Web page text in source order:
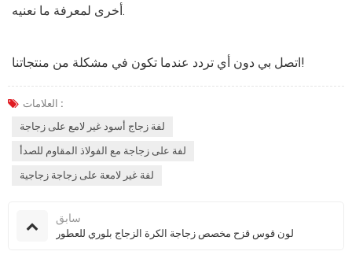
أخرى لمعرفة ما نعنيه.
اتصل بي دون أي تردد عندما تكون في مشكلة من منتجاتنا!
العلامات :
لفة زجاج أسود غير لامع على زجاجة
لفة على زجاجة مع الفولاذ المقاوم للصدأ
لفة غير لامعة على زجاجة زجاجية
سابق
لون قوس قزح مخصص زجاجة الكرة الزجاج بلوري للعطور